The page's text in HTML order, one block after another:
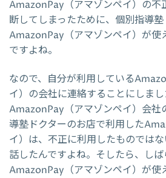
AmazonPay（アマゾンペイ）の不
断してしまったために、個別指導
AmazonPay（アマゾンペイ）が使
ですよね。
なので、自分が利用している
イ）の会社に連絡することにしまし
AmazonPay（アマゾンペイ）会社
導塾ドクターのお店で利用した
イ）は、不正に利用したものでは
話したんですよね。そしたら、し
AmazonPay（アマゾンペイ）が使